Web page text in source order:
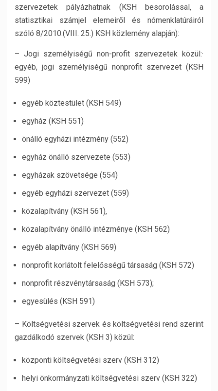
szervezetek pályázhatnak (KSH besorolással, a
statisztikai számjel elemeiről és nómenklatúráiról
szóló 8/2010.(VIII. 25.) KSH közlemény alapján):
– Jogi személyiségű non-profit szervezetek közül:·
egyéb, jogi személyiségű nonprofit szervezet (KSH
599)
egyéb köztestület (KSH 549)
egyház (KSH 551)
önálló egyházi intézmény (552)
egyház önálló szervezete (553)
egyházak szövetsége (554)
egyéb egyházi szervezet (559)
közalapítvány (KSH 561),
közalapítvány önálló intézménye (KSH 562)
egyéb alapítvány (KSH 569)
nonprofit korlátolt felelősségű társaság (KSH 572)
nonprofit részvénytársaság (KSH 573);
egyesülés (KSH 591)
– Költségvetési szervek és költségvetési rend szerint
gazdálkodó szervek (KSH 3) közül:
központi költségvetési szerv (KSH 312)
helyi önkormányzati költségvetési szerv (KSH 322)